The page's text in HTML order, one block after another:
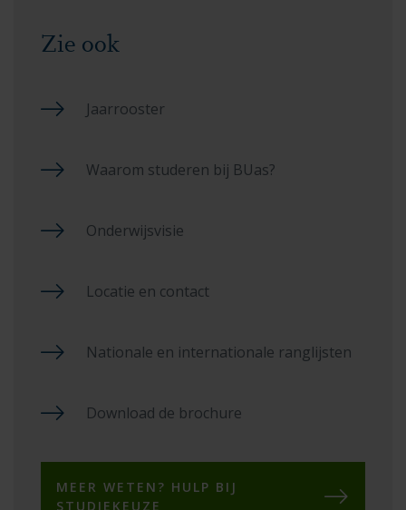
Zie ook
Jaarrooster
Waarom studeren bij BUas?
Onderwijsvisie
Locatie en contact
Nationale en internationale ranglijsten
Download de brochure
MEER WETEN? HULP BIJ
STUDIEKEUZE